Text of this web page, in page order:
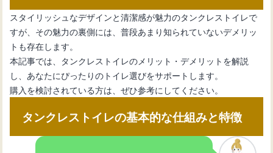
して効果的に対処しよう！
の？内部構造とメンテナンス
トイレタンクをおしゃれに飾ろう！魅
力的な飾り方アイデア
スタイリッシュなデザインと清潔感が魅力のタンクレストイレで
すが、その魅力の裏側には、普段あまり知られていないデメリッ
トも存在します。
本記事では、タンクレストイレのメリット・デメリットを解説
し、あなたにぴったりのトイレ選びをサポートします。
購入を検討されている方は、ぜひ参考にしてください。
タンクレストイレの基本的な仕組みと特徴